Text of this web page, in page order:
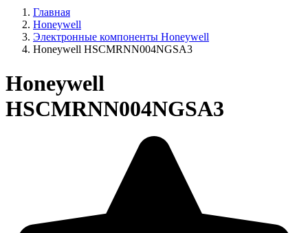
Главная
Honeywell
Электронные компоненты Honeywell
Honeywell HSCMRNN004NGSA3
Honeywell
HSCMRNN004NGSA3